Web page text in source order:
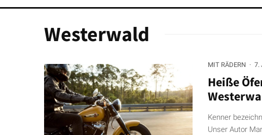
Westerwald
MIT RÄDERN · 7.
Heiße
Kenner
Unser Autor